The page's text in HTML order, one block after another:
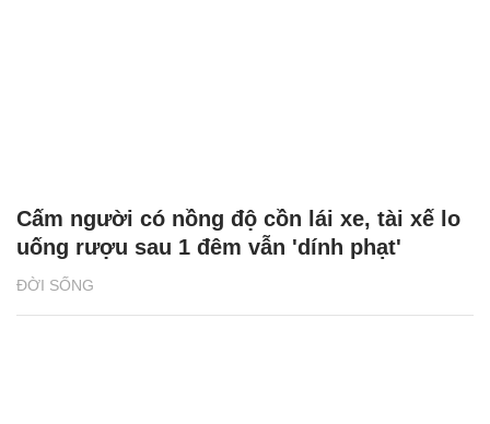
ĐỜI SỐNG
Cấm người có nồng độ cồn lái xe, tài xế lo
uống rượu sau 1 đêm vẫn 'dính phạt'